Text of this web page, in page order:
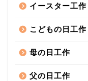
イースター工作
こどもの日工作
母の日工作
父の日工作